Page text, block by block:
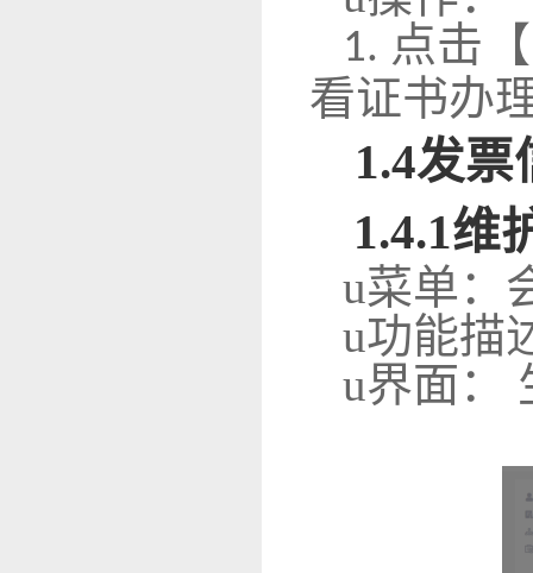
1. 点击
看证书办
1.4发票
1.4.1维
u菜单：
u功能描
u界面：